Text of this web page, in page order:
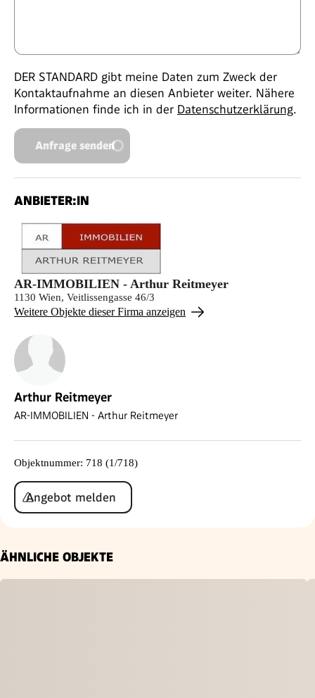
DER STANDARD gibt meine Daten zum Zweck der
Kontaktaufnahme an diesen Anbieter weiter. Nähere
Informationen finde ich in der Datenschutzerklärung.
Anfrage senden
ANBIETER:IN
AR-IMMOBILIEN - Arthur Reitmeyer
1130 Wien, Veitlissengasse 46/3
Weitere Objekte dieser Firma anzeigen
Arthur Reitmeyer
AR-IMMOBILIEN - Arthur Reitmeyer
Objektnummer: 718 (1/718)
Angebot melden
ÄHNLICHE OBJEKTE